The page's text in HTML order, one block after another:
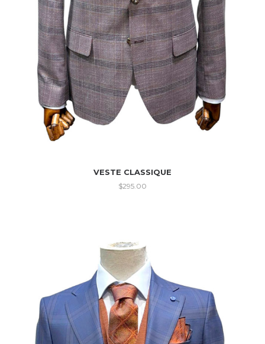
VESTE CLASSIQUE
$295.00